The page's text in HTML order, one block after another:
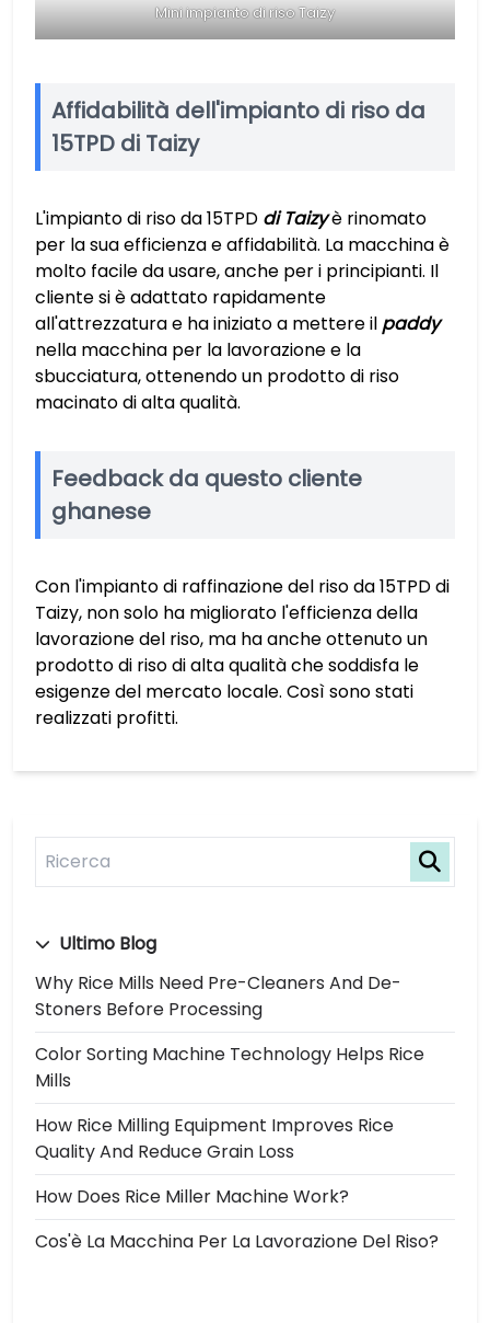
Ultimo Blog
Why Rice Mills Need Pre-Cleaners And De-
Stoners Before Processing
Color Sorting Machine Technology Helps Rice
Mills
How Rice Milling Equipment Improves Rice
Quality And Reduce Grain Loss
How Does Rice Miller Machine Work?
Cos'è La Macchina Per La Lavorazione Del Riso?
Mini impianto di riso Taizy
Affidabilità dell'impianto di riso da
15TPD di Taizy
L'impianto di riso da 15TPD di Taizyè rinomato
per la sua efficienza e affidabilità. La macchina è
molto facile da usare, anche per i principianti. Il
cliente si è adattato rapidamente
all'attrezzatura e ha iniziato a mettere il paddy
nella macchina per la lavorazione e la
sbucciatura, ottenendo un prodotto di riso
macinato di alta qualità.
Feedback da questo cliente
ghanese
Con l'impianto di raffinazione del riso da 15TPD di
Taizy, non solo ha migliorato l'efficienza della
lavorazione del riso, ma ha anche ottenuto un
prodotto di riso di alta qualità che soddisfa le
esigenze del mercato locale. Così sono stati
realizzati profitti.